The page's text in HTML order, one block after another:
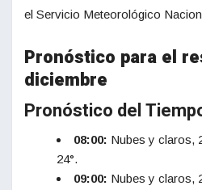
el Servicio Meteorológico
Pronóstico para el
diciembre
Pronóstico del
08:00: Nubes y claros,
24°.
09:00: Nubes y claros,